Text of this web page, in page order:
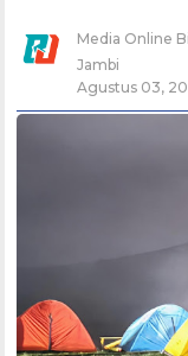
Media Online
Jambi
Agustus 03,